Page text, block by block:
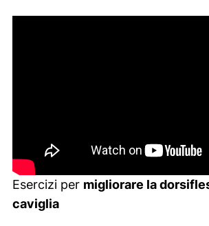
Esercizi per migliorare la
caviglia